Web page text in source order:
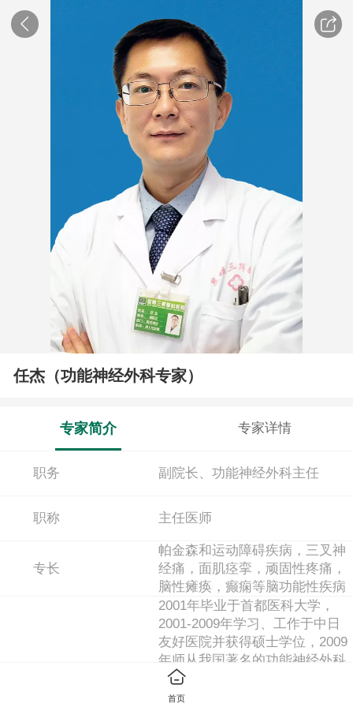
任杰（功能神经外科专家）
专家简介 专家详情
职务 副院长、功能神经外科主任
职称 主任医师
专长
帕金森和运动障碍疾病，三叉神
经痛，面肌痉挛，顽固性疼痛，
脑性瘫痪，癫痫等脑功能性疾病
2001年毕业于首都医科大学，
2001-2009年学习、工作于中日
友好医院并获得硕士学位，2009
年师从我国著名的功能神经外科
学术带头人栾国明教授获得神经
外科博士学位，并于首都医科大
首页